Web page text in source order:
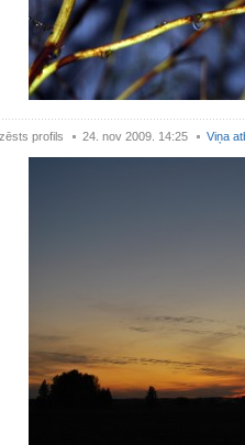
profils 24. nov 2009. 14:25 Viņa